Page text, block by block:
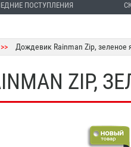
ПОСТУПЛЕНИЯ
>> Дождевик Rainman Zip, зеленое
ZIP,